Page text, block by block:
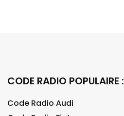
CODE RADIO POPULAIRE :
Code Radio Audi